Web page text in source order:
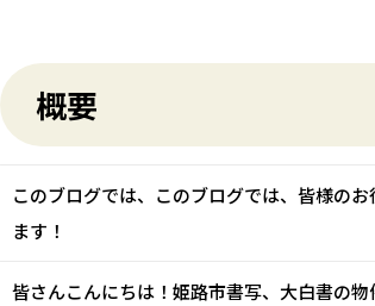
概要
このブログでは、このブログでは、皆様の
ます！
皆さんこんにちは！姫路市書写、大白書の物